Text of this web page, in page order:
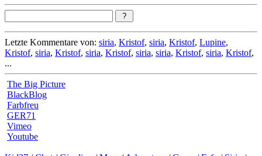
Letzte Kommentare von: siria, Kristof, siria, Kristof, Lupine,
Kristof, siria, Kristof, siria, Kristof, siria, siria, Kristof, siria, Kristof,
...
The Big Picture
BlackBlog
Farbfreu
GER71
Vimeo
Youtube